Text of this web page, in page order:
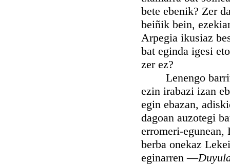
bete ebenik? Zer
beiñik bein,
Arpegia ikusiaz
bat eginda igesi
zer ez?
Lenengo
ezin irabazi izan
egin ebazan,
dagoan auzotegi
erromeri-egunean,
berba onekaz
eginarren —